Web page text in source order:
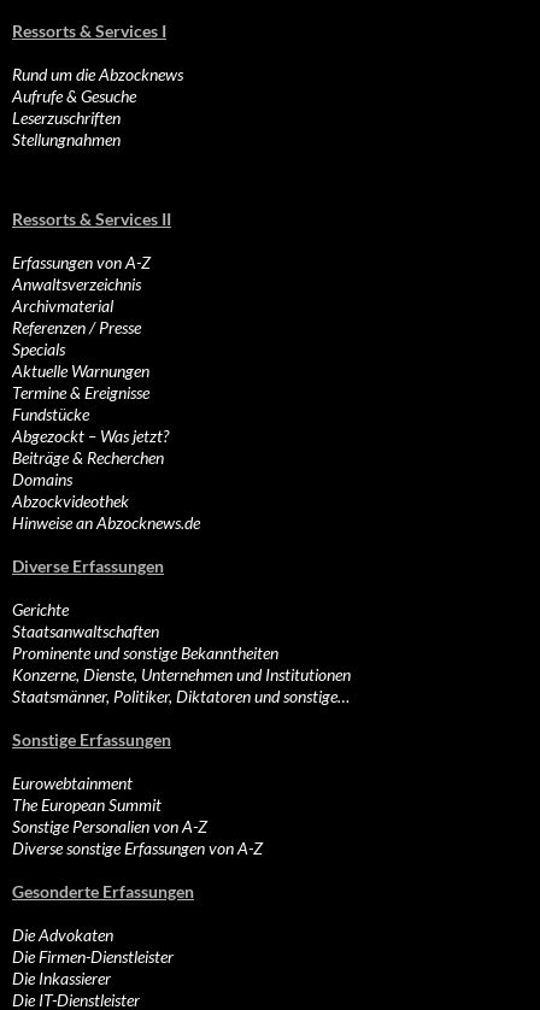
Ressorts & Services I
Rund um die Abzocknews
Aufrufe & Gesuche
Leserzuschriften
Stellungnahmen
Ressorts & Services II
Erfassungen von A-Z
Anwaltsverzeichnis
Archivmaterial
Referenzen / Presse
Specials
Aktuelle Warnungen
Termine & Ereignisse
Fundstücke
Abgezockt – Was jetzt?
Beiträge & Recherchen
Domains
Abzockvideothek
Hinweise an Abzocknews.de
Diverse Erfassungen
Gerichte
Staatsanwaltschaften
Prominente und sonstige Bekanntheiten
Konzerne, Dienste, Unternehmen und Institutionen
Staatsmänner, Politiker, Diktatoren und sonstige…
Sonstige Erfassungen
Eurowebtainment
The European Summit
Sonstige Personalien von A-Z
Diverse sonstige Erfassungen von A-Z
Gesonderte Erfassungen
Die Advokaten
Die Firmen-Dienstleister
Die Inkassierer
Die IT-Dienstleister